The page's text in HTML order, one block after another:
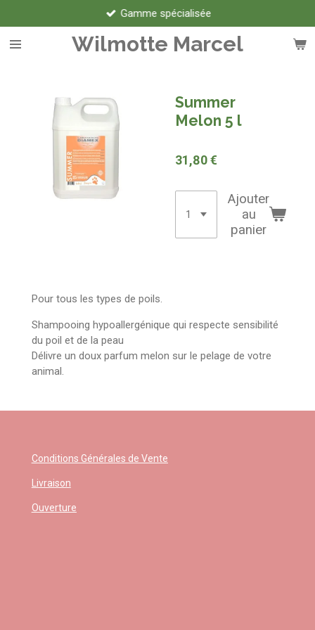
au
contenu
Wilmotte Marcel
Gamme spécialisée
Summer
Melon 5 l
31,80 €
Ajouter
au
panier
Pour tous les types de poils.
Shampooing hypoallergénique qui respecte sensibilité
du poil et de la peau
Délivre un doux parfum melon sur le pelage de votre
animal.
Conditions Générales de Vente
Livraison
Ouverture